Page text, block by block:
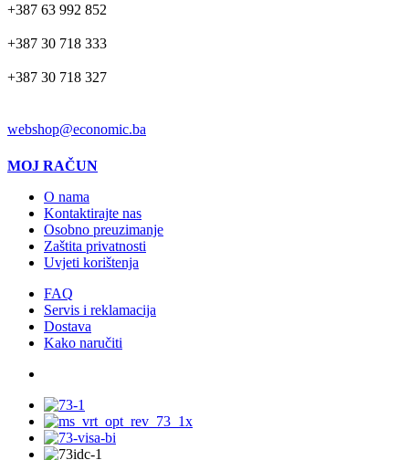
+387 63 992 852
+387 30 718 333
+387 30 718 327
webshop@economic.ba
MOJ RAČUN
O nama
Kontaktirajte nas
Osobno preuzimanje
Zaštita privatnosti
Uvjeti korištenja
FAQ
Servis i reklamacija
Dostava
Kako naručiti